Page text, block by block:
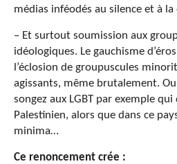
médias inféodés au silence et à
– Et surtout soumission aux
idéologiques. Le gauchisme
l’éclosion de groupuscules
agissants, même brutalement.
songez aux LGBT par exemple
Palestinien, alors que dans ce
minima…
Ce renoncement crée :